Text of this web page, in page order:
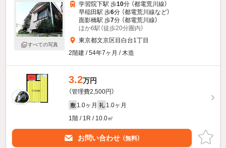
すべての写真
学習院下駅 歩10分 （都電荒川線）
早稲田駅 歩6分 （都電荒川線など）
面影橋駅 歩7分 （都電荒川線）
ほか6駅（徒歩20分圏内）
東京都文京区目白台1丁目
2階建 / 54年7ヶ月 / 木造
3.2万円
（管理費2,500円）
敷 1.0ヶ月 礼 1.0ヶ月
1階 / 1R / 10.0㎡
お問い合わせ （無料）